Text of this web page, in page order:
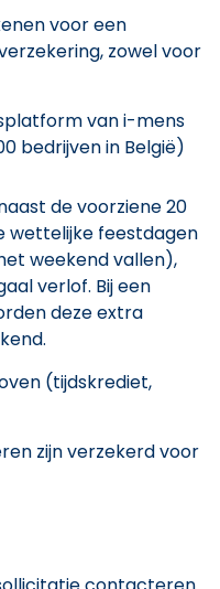
voor een
zowel voor
van i-mens
bedrijven in België)
de voorziene 20
wettelijke feestdagen
weekend vallen),
verlof. Bij een
deze extra
(tijdskrediet,
zijn verzekerd voor